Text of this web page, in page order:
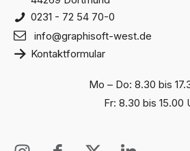
0231 - 72 54 70-0
info@graphisoft-west.de
Kontaktformular
Mo – Do: 8.30 bis
Fr: 8.30 bis 15.00